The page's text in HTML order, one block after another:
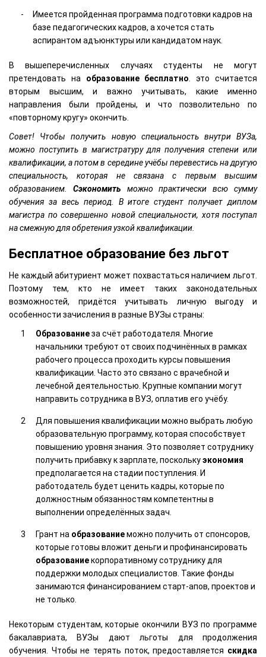
Имеется пройденная программа подготовки кадров на
базе педагогических кадров, а хочется стать
аспирантом адъюнктуры или кандидатом наук.
В вышеперечисленных случаях студенты не могут
претендовать на образование бесплатно . это считается
вторым высшим, и важно учитывать, какие именно
направления были пройдены, и что позволительно по
«повторному кругу» окончить.
Совет! Чтобы получить новую специальность внутри ВУЗа,
можно поступить в магистратуру для получения степени или
квалификации, а потом в середине учёбы перевестись на другую
специальность, которая не связана с первым высшим
образованием. Сэкономить можно практически всю сумму
обучения за весь период. В итоге студент получает диплом
магистра по совершенно новой специальности, хотя поступал
на смежную для обретения узкой квалификации.
Бесплатное образование без льгот
Не каждый абитуриент может похвастаться наличием льгот.
Поэтому тем, кто не имеет таких законодательных
возможностей, придётся учитывать личную выгоду и
особенности зачисления в разные ВУЗы страны:
Образованиеза счёт работодателя. Многие
начальники требуют от своих подчинённых в рамках
рабочего процесса проходить курсы повышения
квалификации. Часто это связано с врачебной и
лечебной деятельностью. Крупные компании могут
направить сотрудника в ВУЗ, оплатив его учёбу.
Для повышения квалификации можно выбрать любую
образовательную программу, которая способствует
повышению уровня знания. Это позволяет сотруднику
получить прибавку к зарплате, посколькуэкономия
предполагается на стадии поступления. И
работодатель будет ценить кадры, которые по
должностным обязанностям компетентны в
выполнении определённых задач.
Грант на образованиеможно получить от спонсоров,
которые готовы вложит деньги и профинансировать
образованиекорпоративному сотруднику для
поддержки молодых специалистов. Такие фонды
занимаются финансированием старт-апов, проектов и
не только.
Некоторым студентам, которые окончили ВУЗ по программе
бакалавриата, ВУЗы дают льготы для продолжения
обучения. Чтобы не терять поток, предоставляется скидка